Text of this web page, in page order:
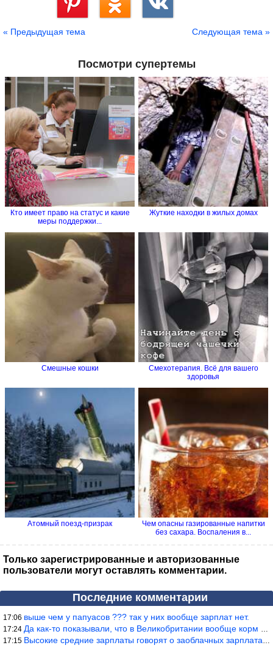
« Предыдущая тема Следующая тема »
Посмотри супертемы
Кто имеет право на статус и какие
меры поддержки...
Жуткие находки в жилых домах
Смешные кошки
Смехотерапия. Всё для вашего
здоровья
Атомный поезд-призрак
Чем опасны газированные напитки
без сахара. Воспаления в...
Только зарегистрированные и авторизованные
пользователи могут оставлять комментарии.
Последние комментарии
17:06 выше чем у папуасов ??? так у них вообще зарплат нет.
17:24 Да как-то показывали, что в Великобритании вообще корм для живот
17:15 Высокие средние зарплаты говорят о заоблачных зарплатах определё